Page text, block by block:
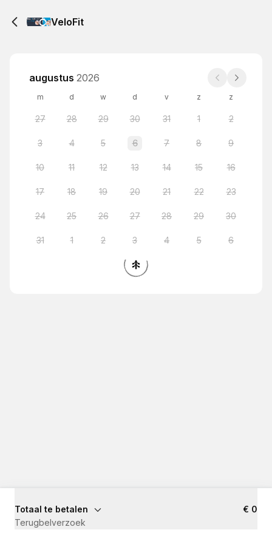
VeloFit
augustus 2026
m d w d v z z
27 28 29 30 31 1 2
3 4 5 6 7 8 9
10 11 12 13 14 15 16
17 18 19 20 21 22 23
24 25 26 27 28 29 30
31 1 2 3 4 5 6
Totaal te betalen
€ 0
Terugbelverzoek